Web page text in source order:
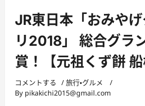
厳
選
し
た
高
品
質
な
会
社
志
満
秀・
新
感
覚
JR東日本「おみや
リ2018」 総合グラ
賞！【元祖くず餅 船
コメントする / 旅行・グルメ
/
By pikakichi2015@gmail.com